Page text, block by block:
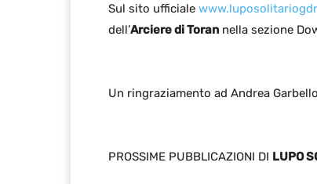
Sul sito ufficiale
dell’Arciere di Toran nella sezione
Un ringraziamento ad Andrea
PROSSIME PUBBLICAZIONI DI LUPO